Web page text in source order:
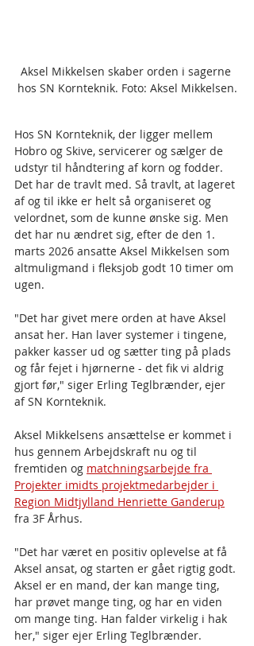
Aksel Mikkelsen skaber orden i sagerne
hos SN Kornteknik. Foto: Aksel Mikkelsen.
Hos SN Kornteknik, der ligger mellem
Hobro og Skive, servicerer og sælger de
udstyr til håndtering af korn og fodder.
Det har de travlt med. Så travlt, at lageret
af og til ikke er helt så organiseret og
velordnet, som de kunne ønske sig. Men
det har nu ændret sig, efter de den 1.
marts 2026 ansatte Aksel Mikkelsen som
altmuligmand i fleksjob godt 10 timer om
ugen.
"Det har givet mere orden at have Aksel
ansat her. Han laver systemer i tingene,
pakker kasser ud og sætter ting på plads
og får fejet i hjørnerne - det fik vi aldrig
gjort før," siger Erling Teglbrænder, ejer
af SN Kornteknik.
Aksel Mikkelsens ansættelse er kommet i
hus gennem Arbejdskraft nu og til
fremtiden og matchningsarbejde fra
Projekter imidts projektmedarbejder i
Region Midtjylland Henriette Ganderup
fra 3F Århus.
"Det har været en positiv oplevelse at få
Aksel ansat, og starten er gået rigtig godt.
Aksel er en mand, der kan mange ting,
har prøvet mange ting, og har en viden
om mange ting. Han falder virkelig i hak
her," siger ejer Erling Teglbrænder.